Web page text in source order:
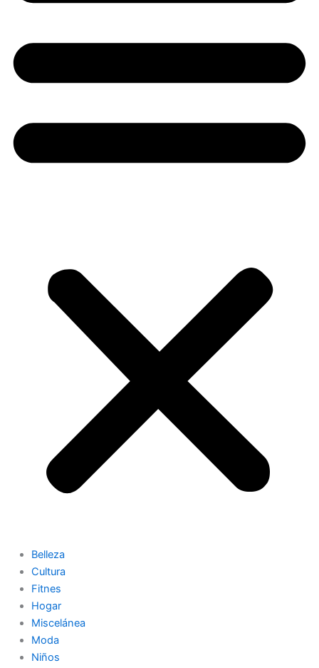
Belleza
Cultura
Fitnes
Hogar
Miscelánea
Moda
Niños